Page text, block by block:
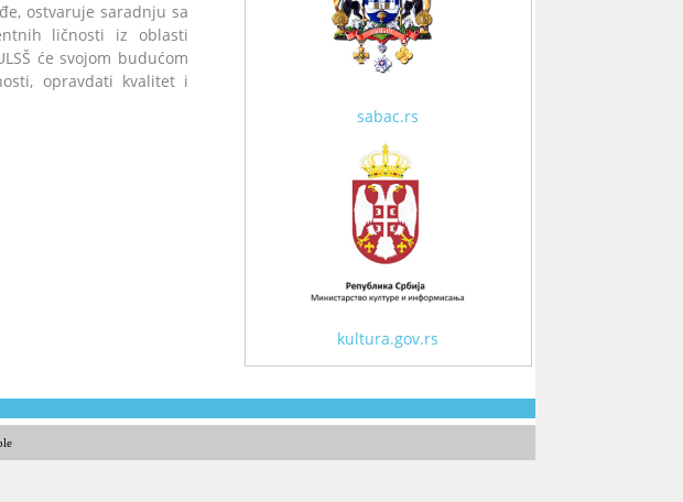
ostvaruje saradnju sа
ličnоsti iz oblasti
će svојоm budućom
opravdati kvalitet i
sabac.rs
kultura.gov.rs